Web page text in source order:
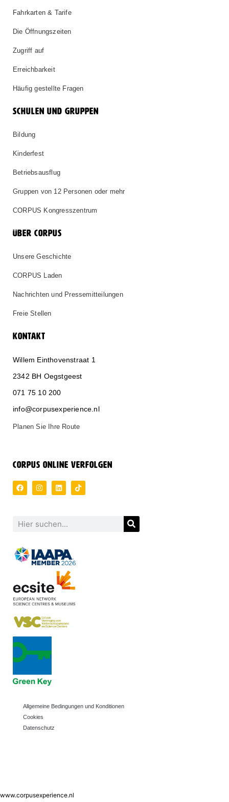
Fahrkarten & Tarife
Die Öffnungszeiten
Zugriff auf
Erreichbarkeit
Häufig gestellte Fragen
SCHULEN UND GRUPPEN
Bildung
Kinderfest
Betriebsausflug
Gruppen von 12 Personen oder mehr
CORPUS Kongresszentrum
ÜBER CORPUS
Unsere Geschichte
CORPUS Laden
Nachrichten und Pressemitteilungen
Freie Stellen
KONTAKT
Willem Einthovenstraat 1
2342 BH Oegstgeest
071 75 10 200
info@corpusexperience.nl
Planen Sie Ihre Route
CORPUS ONLINE VERFOLGEN
Allgemeine Bedingungen und Konditionen
Cookies
Datenschutz
www.corpusexperience.nl